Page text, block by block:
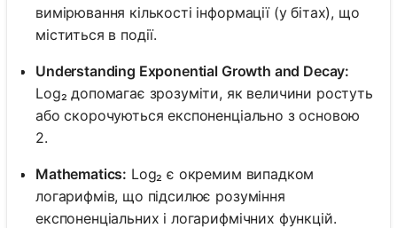
вимірювання кількості інформації (у бітах), що
міститься в події.
Understanding Exponential Growth and Decay:
Log₂ допомагає зрозуміти, як величини ростуть
або скорочуються експоненціально з основою
2.
Mathematics: Log₂ є окремим випадком
логарифмів, що підсилює розуміння
експоненціальних і логарифмічних функцій.